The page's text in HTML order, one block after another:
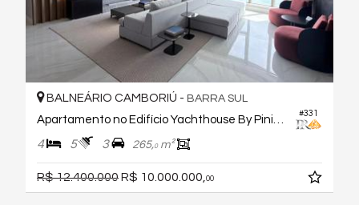
#331
BALNEÁRIO CAMBORIÚ - BARRA SUL
4 5 3 265,0m²
R$ 12.400.000R$ 10.000.000, 00